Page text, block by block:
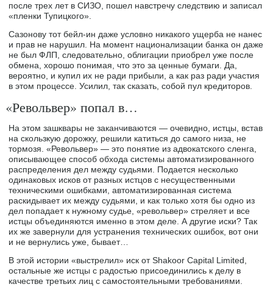
после трех лет в СИЗО, пошел навстречу следствию и записал
«пленки Тупицкого».
Сазонову тот бейл-ин даже условно никакого ущерба не нанес
и прав не нарушил. На момент национализации банка он даже
не был ФЛП, следовательно, облигации приобрел уже после
обмена, хорошо понимая, что это за ценные бумаги. Да,
вероятно, и купил их не ради прибыли, а как раз ради участия
в этом процессе. Усилил, так сказать, собой пул кредиторов.
«Револьвер» попал в…
На этом зашквары не заканчиваются — очевидно, истцы, встав
на скользкую дорожку, решили катиться до самого низа, не
тормозя. «Револьвер» — это понятие из адвокатского сленга,
описывающее способ обхода системы автоматизированного
распределения дел между судьями. Подается несколько
одинаковых исков от разных истцов с несущественными
техническими ошибками, автоматизированная система
раскидывает их между судьями, и как только хотя бы одно из
дел попадает к нужному судье, «револьвер» стреляет и все
истцы объединяются именно в этом деле. А другие иски? Так
их же завернули для устранения технических ошибок, вот они
и не вернулись уже, бывает…
В этой истории «выстрелил» иск от Shakoor Capital Limited,
остальные же истцы с радостью присоединились к делу в
качестве третьих лиц с самостоятельными требованиями.